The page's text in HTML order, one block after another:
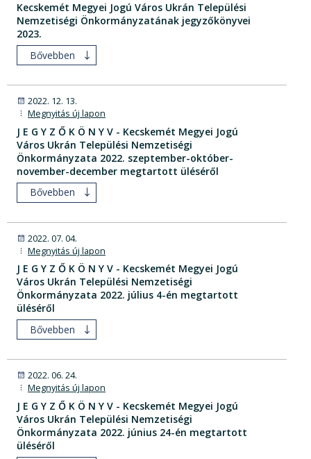
Kecskemét Megyei Jogú Város Ukrán Települési
Nemzetiségi Önkormányzatának jegyzőkönyvei
2023.
Bővebben
2022. 12. 13.
Megnyitás új lapon
J E G Y Z Ő K Ö N Y V - Kecskemét Megyei Jogú
Város Ukrán Települési Nemzetiségi
Önkormányzata 2022. szeptember-október-
november-december megtartott üléséről
Bővebben
2022. 07. 04.
Megnyitás új lapon
J E G Y Z Ő K Ö N Y V - Kecskemét Megyei Jogú
Város Ukrán Települési Nemzetiségi
Önkormányzata 2022. július 4-én megtartott
üléséről
Bővebben
2022. 06. 24.
Megnyitás új lapon
J E G Y Z Ő K Ö N Y V - Kecskemét Megyei Jogú
Város Ukrán Települési Nemzetiségi
Önkormányzata 2022. június 24-én megtartott
üléséről